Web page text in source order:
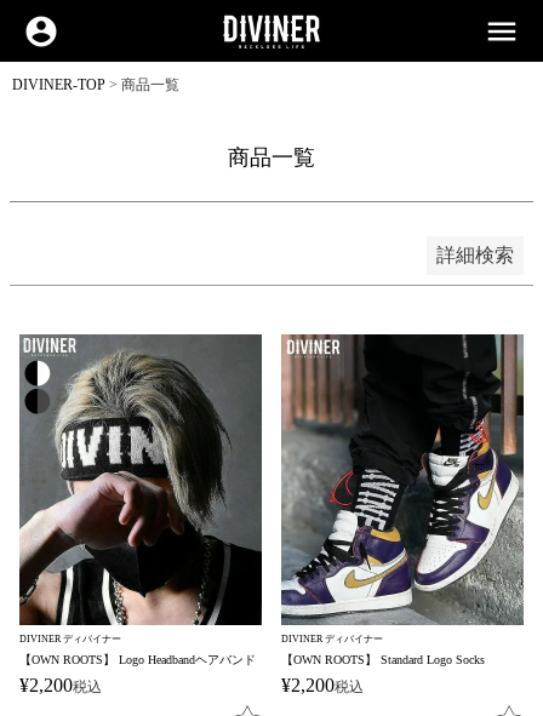
account_circle menu
DIVINER-TOP 商品一覧
商品一覧
詳細検索
価格が安い順
価格が高い順
検索
DIVINER ディバイナー
【OWN ROOTS】 Logo Headbandヘアバンド
¥2,200税込
DIVINER ディバイナー
【OWN ROOTS】 Standard Logo Socks
¥2,200税込